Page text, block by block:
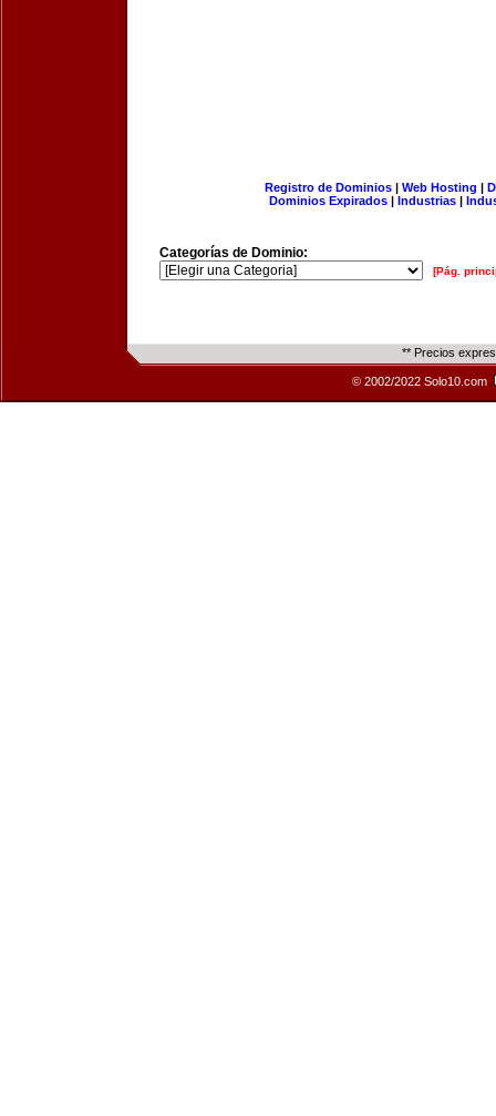
Registro de Dominios| Web Hosting |
Dominios Expirados | Industrias |
Categorías de Dominio:
[Pág.
** Precios
© 2002/2022 Solo10.com